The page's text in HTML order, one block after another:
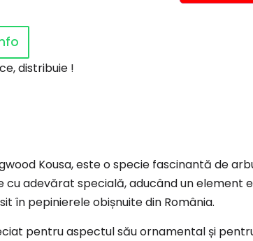
Kousa, este o specie fascinantă de
adevărat specială, aducând un element
în pepinierele obișnuite din România.
pentru aspectul său ornamental și